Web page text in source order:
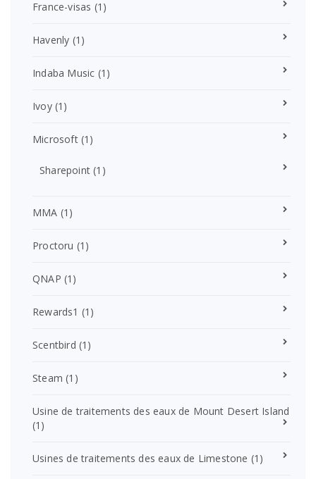
France-visas (1)
Havenly (1)
Indaba Music (1)
Ivoy(1)
Microsoft(1)
Sharepoint (1)
MMA (1)
Proctoru (1)
QNAP (1)
Rewards1 (1)
Scentbird (1)
Steam (1)
Usine de traitements des eaux de Mount Desert Island
(1)
Usines de traitements des eaux de Limestone (1)